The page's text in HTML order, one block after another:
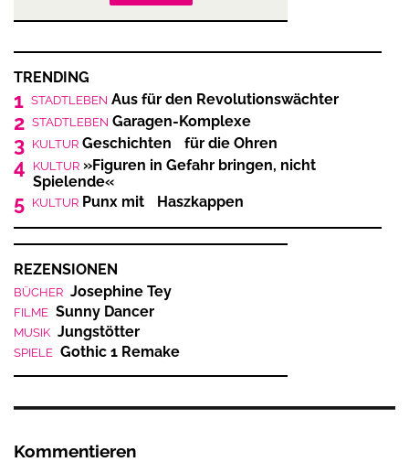
TRENDING
1 STADTLEBEN Aus für den Revolutionswächter
2 STADTLEBEN Garagen-Komplexe
3 KULTUR Geschichten für die Ohren
4 KULTUR »Figuren in Gefahr bringen, nicht
Spielende«
5 KULTUR Punx mit Haszkappen
REZENSIONEN
BÜCHER Josephine Tey
FILME Sunny Dancer
MUSIK Jungstötter
SPIELE Gothic 1 Remake
Kommentieren